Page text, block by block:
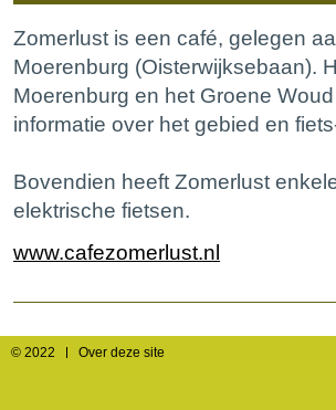
Zomerlust is een café, gelegen
Moerenburg (Oisterwijksebaan).
Moerenburg en het Groene
informatie over het gebied en
Bovendien heeft Zomerlust
elektrische fietsen.
www.cafezomerlust.nl
© 2022 Over deze site